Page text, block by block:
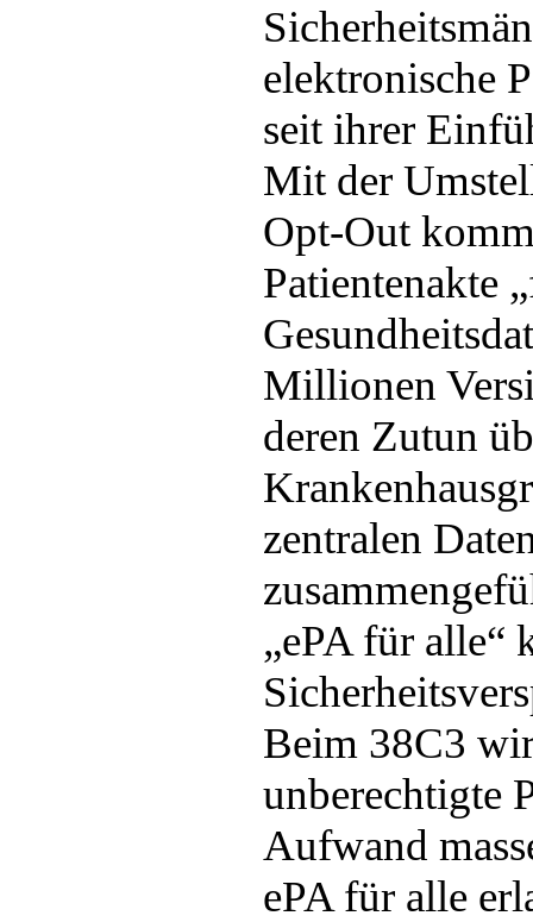
elektronische
seit ihrer
Mit der
Opt-Out
Patientenakte
Millionen
deren Zutun
zentralen
„ePA für alle“
Beim 38C3
unberechtigte
Aufwand
ePA für alle